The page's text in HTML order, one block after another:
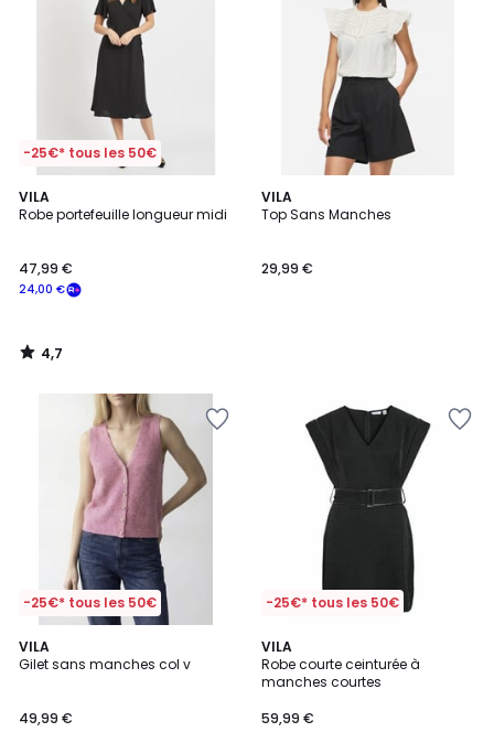
-25€* tous les 50€
VILA
Robe portefeuille longueur midi
24,00 €
47,99 €
4,7
/ 5
4,7
/
VILA
Top Sans Manches
29,99 €
-25€* tous les 50€
VILA
Gilet sans manches col v
49,99 €
-25€* tous les 50€
VILA
Robe courte ceinturée à
manches courtes
59,99 €